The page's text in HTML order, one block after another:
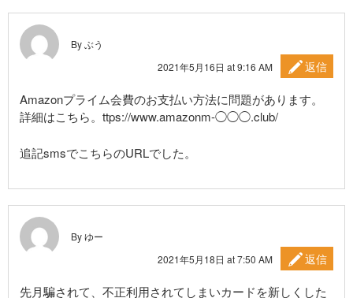
By ぶう
2021年5月16日 at 9:16 AM
返信
Amazonプライム会費のお支払い方法に問題があります。
詳細はこちら。ttps://www.amazonm-◯◯◯.club/
追記smsでこちらのURLでした。
By ゆー
2021年5月18日 at 7:50 AM
返信
先月騙されて、不正利用されてしまいカードを新しくした